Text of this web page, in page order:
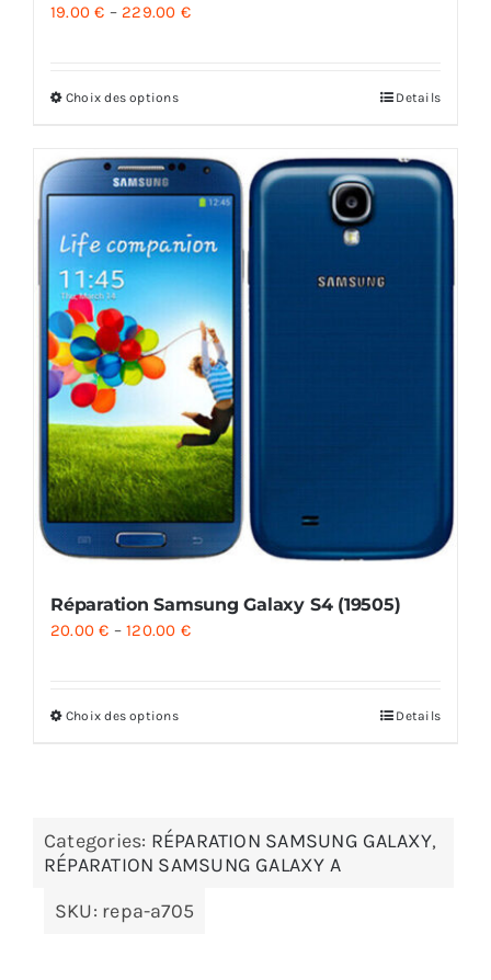
19.00€ – 229.00 €
Choix des options Details
Réparation Samsung Galaxy S4 (19505)
20.00€ –120.00 €
Choix des options Details
Categories: RÉPARATION SAMSUNG GALAXY,
RÉPARATION SAMSUNG GALAXY A
SKU: repa-a705